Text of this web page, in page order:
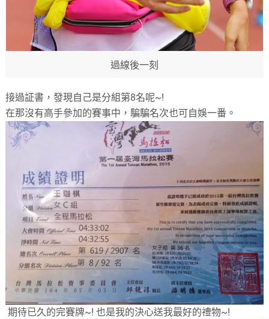
過線後一刻
接過証書，發現自己是分組第8名呢~!
在那沒有高手參加的賽事中，騙騙名次也可自娛一番。
期待已久的完賽牌~! 也是我的決心送我最好的禮物~!